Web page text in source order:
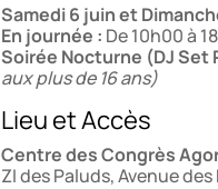
Samedi 6 juin et
En journée : De 10h00 à
Soirée Nocturne (DJ Set
aux plus de 16 ans)
Lieu et Accès
Centre des Congrès
ZI des Paluds, Avenue